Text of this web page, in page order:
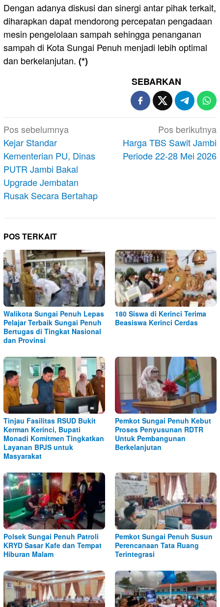
Dengan adanya diskusi dan sinergi antar pihak terkait,
diharapkan dapat mendorong percepatan pengadaan
mesin pengelolaan sampah sehingga penanganan
sampah di Kota Sungai Penuh menjadi lebih optimal
dan berkelanjutan. (*)
SEBARKAN
Navigasi
pos
Pos sebelumnya
Kejar Standar
Kementerian PU, Dinas
PUTR Jambi Bakal
Upgrade Jembatan
Rusak Secara Bertahap
Pos berikutnya
Harga TBS Sawit Jambi
Periode 22-28 Mei 2026
POS TERKAIT
Walikota Sungai Penuh Lepas
Pelajar Terbaik Sungai Penuh
Bertugas di Tingkat Nasional
dan Provinsi
180 Siswa di Kerinci Terima
Beasiswa Kerinci Cerdas
Tinjau Fasilitas RSUD Bukit
Kerman Kerinci, Bupati
Monadi Komitmen Tingkatkan
Layanan BPJS untuk
Masyarakat
Pemkot Sungai Penuh Kebut
Proses Penyusunan RDTR
Untuk Pembangunan
Berkelanjutan
Polsek Sungai Penuh Patroli
KRYD Sasar Kafe dan Tempat
Hiburan Malam
Pemkot Sungai Penuh Susun
Perencanaan Tata Ruang
Terintegrasi